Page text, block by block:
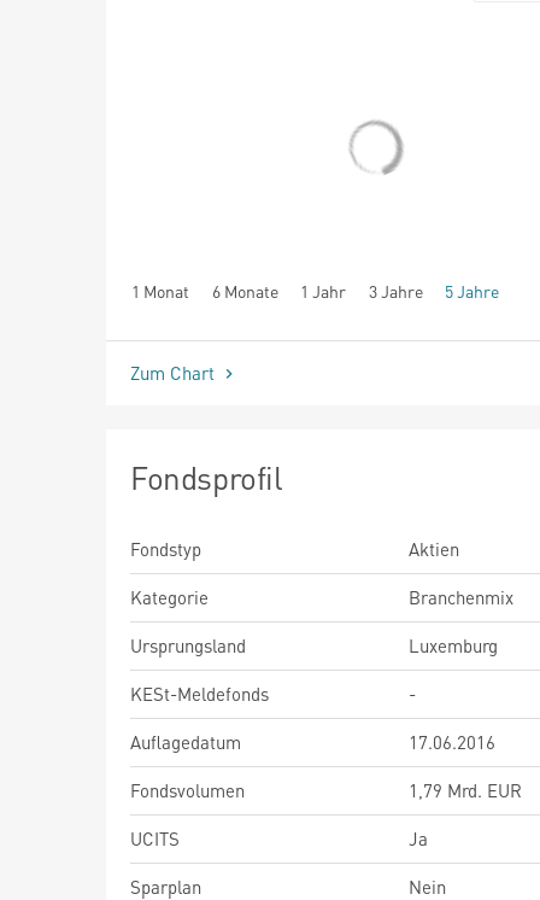
1 Monat 6 Monate 1 Jahr 3 Jahre 5 Jahre
seit Beginn
Zum Chart
Fondsprofil
Fondstyp
Aktien
Kategorie
Branchenmix
Ursprungsland
Luxemburg
KESt-Meldefonds
-
Auflagedatum
17.06.2016
Fondsvolumen
1,79 Mrd. EUR
UCITS
Ja
Sparplan
Nein